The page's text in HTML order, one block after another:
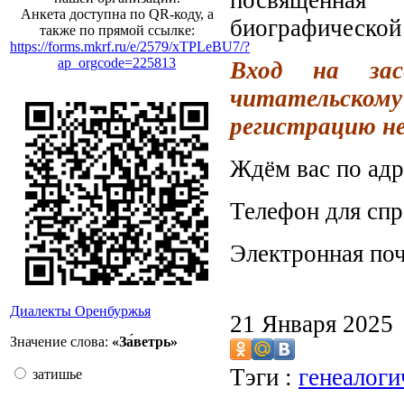
Анкета доступна по QR-коду, а
также по прямой ссылке:
https://forms.mkrf.ru/e/2579/xTPLeBU7/?
ap_orgcode=225813
Диалекты Оренбуржья
Значение слова: «За́ветрь»
затишье
Вход на
регистрацию
Ждём вас по
Телефон для
Электронная
21 Января
Тэги :